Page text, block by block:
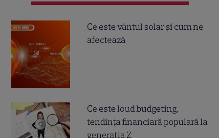
Ce este vântul solar și cum ne
afectează
Ce este loud budgeting,
tendința financiară populară la
generația Z